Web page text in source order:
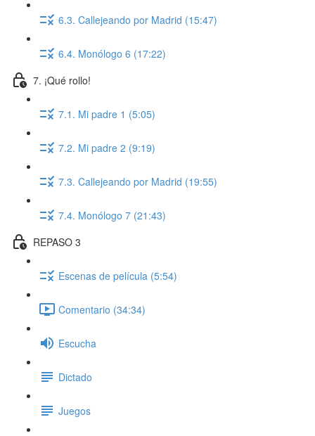
6.3. Callejeando por Madrid (15:47)
6.4. Monólogo 6 (17:22)
7. ¡Qué rollo!
7.1. Mi padre 1 (5:05)
7.2. Mi padre 2 (9:19)
7.3. Callejeando por Madrid (19:55)
7.4. Monólogo 7 (21:43)
REPASO 3
Escenas de película (5:54)
Comentario (34:34)
Escucha
Dictado
Juegos